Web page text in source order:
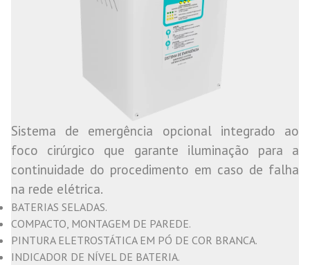
Sistema de emergência opcional integrado ao
foco cirúrgico que garante iluminação para a
continuidade do procedimento em caso de falha
na rede elétrica.
BATERIAS SELADAS.
COMPACTO, MONTAGEM DE PAREDE.
PINTURA ELETROSTÁTICA EM PÓ DE COR BRANCA.
INDICADOR DE NÍVEL DE BATERIA.